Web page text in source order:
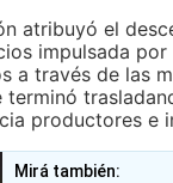
atribuyó el
impulsada por
a través de las
terminó
productores e
Mirá también: